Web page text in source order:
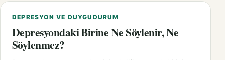
DEPRESYON VE DUYGUDURUM
Depresyondaki Birine Ne Söylenir, Ne
Söylenmez?